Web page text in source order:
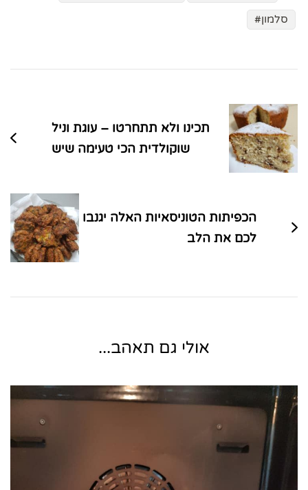
סלמון
בפוסטים
תכינו ולא תתחרטו – עוגת וניל
שוקולדית הכי טעימה שיש
הכפיתות הטוניסאיות האלה יגנבו
לכם את הלב
אולי גם תאהב...